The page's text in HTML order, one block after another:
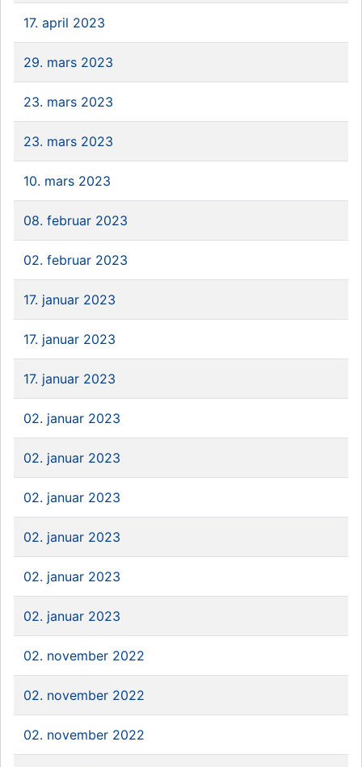
17. april 2023
29. mars 2023
23. mars 2023
23. mars 2023
10. mars 2023
08. februar 2023
02. februar 2023
17. januar 2023
17. januar 2023
17. januar 2023
02. januar 2023
02. januar 2023
02. januar 2023
02. januar 2023
02. januar 2023
02. januar 2023
02. november 2022
02. november 2022
02. november 2022